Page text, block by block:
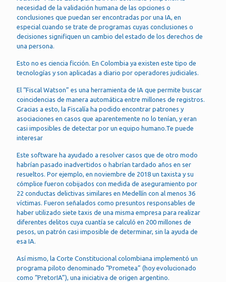
necesidad de la validación humana de las opciones o
conclusiones que puedan ser encontradas por una IA, en
especial cuando se trate de programas cuyas conclusiones o
decisiones signifiquen un cambio del estado de los derechos de
una persona.
Esto no es ciencia ficción. En Colombia ya existen este tipo de
tecnologías y son aplicadas a diario por operadores judiciales.
El “Fiscal Watson” es una herramienta de IA que permite buscar
coincidencias de manera automática entre millones de registros.
Gracias a esto, la Fiscalía ha podido encontrar patrones y
asociaciones en casos que aparentemente no lo tenían, y eran
casi imposibles de detectar por un equipo humano.Te puede
interesar
Este software ha ayudado a resolver casos que de otro modo
habrían pasado inadvertidos o habrían tardado años en ser
resueltos. Por ejemplo, en noviembre de 2018 un taxista y su
cómplice fueron cobijados con medida de aseguramiento por
22 conductas delictivas similares en Medellín con al menos 36
víctimas. Fueron señalados como presuntos responsables de
haber utilizado siete taxis de una misma empresa para realizar
diferentes delitos cuya cuantía se calculó en 200 millones de
pesos, un patrón casi imposible de determinar, sin la ayuda de
esa IA.
Así mismo, la Corte Constitucional colombiana implementó un
programa piloto denominado “Prometea” (hoy evolucionado
como “PretorIA”), una iniciativa de origen argentino.